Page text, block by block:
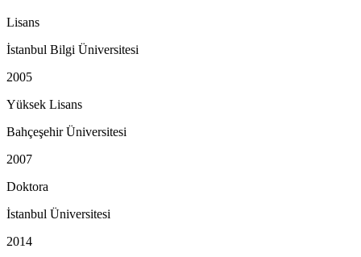
Lisans
İstanbul Bilgi Üniversitesi
2005
Yüksek Lisans
Bahçeşehir Üniversitesi
2007
Doktora
İstanbul Üniversitesi
2014